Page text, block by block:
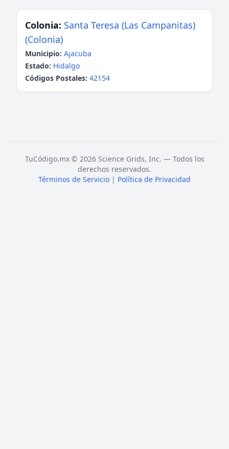
Colonia: Santa Teresa (Las Campanitas)
(Colonia)
Municipio: Ajacuba
Estado: Hidalgo
Códigos Postales: 42154
TuCódigo.mx © 2026 Science Grids, Inc. — Todos los
derechos reservados.
Términos de Servicio | Política de Privacidad